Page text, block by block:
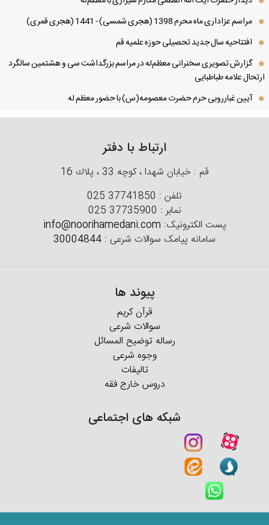
مراسم عزاداری ماه محرم 1398 (هجری شمسی) - 1441 (هجری قمری)
افتتاحیه سال جدید تحصیلی حوزه علمیه قم
گزارش تصویری سخنرانی معظم‌له در مراسم بزرگداشت سی و هشتمین سالگرد
علامه طباطبایی
آیین غبارروبی حرم حضرت معصومه(س) با حضور معظم له
ارتباط با دفتر
قم : خیابان شهدا ، كوچه 33 ، پلاك 16
تلفن :025 37741850
نمابر :025 37735900
پست الکترونیک:info@noorihamedani.com
سامانه پیامک سوالات شرعی : 30004844
پیوند ها
قرآن کریم
سوالات شرعی
رساله توضیح المسائل
وجوه شرعی
تالیفات
دروس خارج فقه
شبکه های اجتماعی